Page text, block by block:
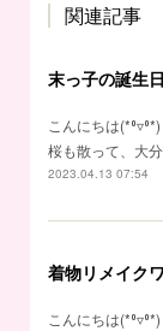
関連記事
こんにちは
桜も散って、大
2023.04.13 07:54
着物リメイク
こんにちは